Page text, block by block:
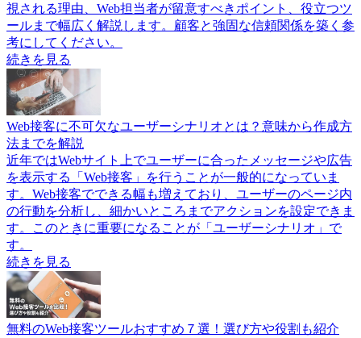
視される理由、Web担当者が留意すべきポイント、役立つツ
ールまで幅広く解説します。顧客と強固な信頼関係を築く参
考にしてください。
続きを見る
Web接客に不可欠なユーザーシナリオとは？意味から作成方
法までを解説
近年ではWebサイト上でユーザーに合ったメッセージや広告
を表示する「Web接客」を行うことが一般的になっていま
す。Web接客でできる幅も増えており、ユーザーのページ内
の行動を分析し、細かいところまでアクションを設定できま
す。このときに重要になることが「ユーザーシナリオ」で
す。
続きを見る
無料のWeb接客ツールおすすめ７選！選び方や役割も紹介